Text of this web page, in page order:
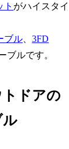
ト がハイスタイ
ブル 、3FD
ブルです。
ドアの
ル